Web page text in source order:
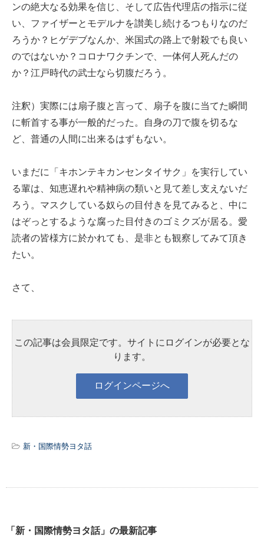
ンの絶大なる効果を信じ、そして広告代理店の指示に従
い、ファイザーとモデルナを讃美し続けるつもりなのだ
ろうか？ヒゲデブなんか、米国式の路上で射殺でも良い
のではないか？コロナワクチンで、一体何人死んだの
か？江戸時代の武士なら切腹だろう。
注釈）実際には扇子腹と言って、扇子を腹に当てた瞬間
に斬首する事が一般的だった。自身の刀で腹を切るな
ど、普通の人間に出来るはずもない。
いまだに「キホンテキカンセンタイサク」を実行してい
る輩は、知恵遅れや精神病の類いと見て差し支えないだ
ろう。マスクしている奴らの目付きを見てみると、中に
はぞっとするような腐った目付きのゴミクズが居る。愛
読者の皆様方に於かれても、是非とも観察してみて頂き
たい。
さて、
この記事は会員限定です。サイトにログインが必要とな
ります。
新・国際情勢ヨタ話
「新・国際情勢ヨタ話」の最新記事